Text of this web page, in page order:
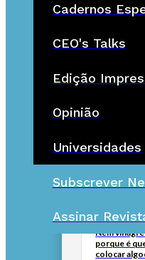
Cadernos
CEO's Talks
Edição
Opinião
Universidades
Subscrever
Assinar
Nem
porque é
colocar